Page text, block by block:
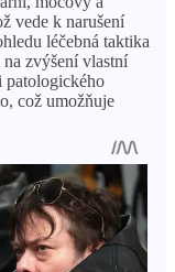
vede k narušení
léčebná taktika
zvýšení vlastní
patologického
což umožňuje